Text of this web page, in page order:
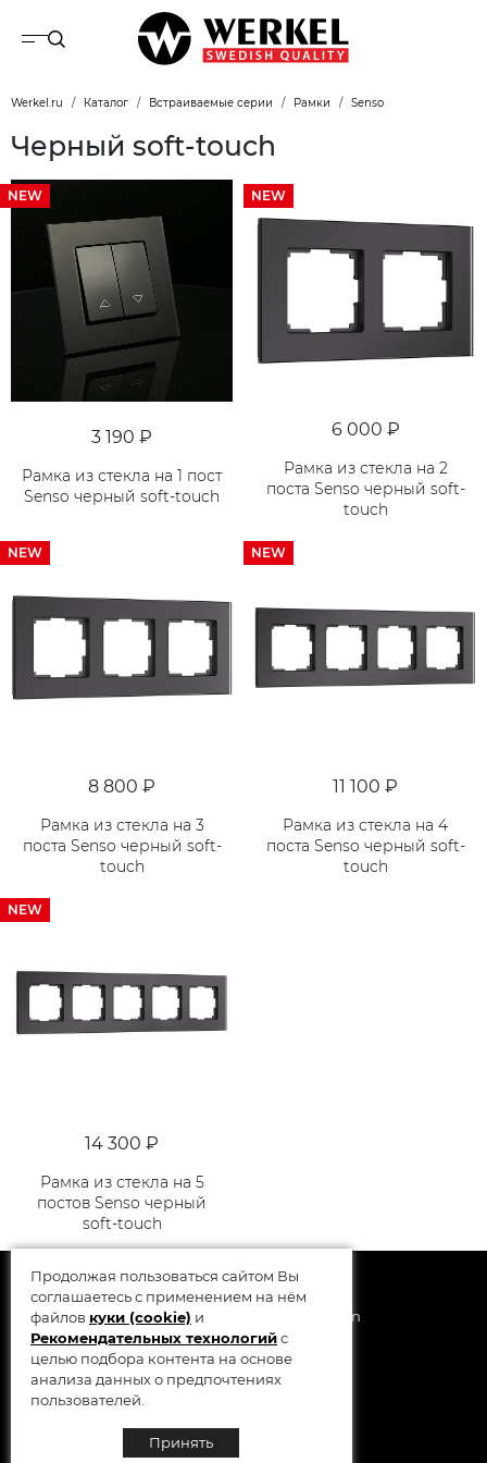
Werkel.ru Каталог Встраиваемые серии Рамки Senso
Черный soft-touch
3 190 ₽
Рамка из стекла на 1 пост
Senso черный soft-touch
NEW
6 000 ₽
Рамка из стекла на 2
поста Senso черный soft-
touch
NEW
8 800 ₽
Рамка из стекла на 3
поста Senso черный soft-
touch
NEW
11 100 ₽
Рамка из стекла на 4
поста Senso черный soft-
touch
NEW
14 300 ₽
Рамка из стекла на 5
постов Senso черный
soft-touch
NEW
© 2014 - 2026 Werkel AB, Sweden
Продолжая пользоваться сайтом Вы
соглашаетесь с применением на нём
файлов куки (cookie) и
Рекомендательных технологийс
целью подбора контента на основе
анализа данных о предпочтениях
пользователей.
Принять